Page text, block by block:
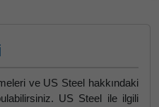
ve US Steel hakkındaki
US Steel ile ilgili